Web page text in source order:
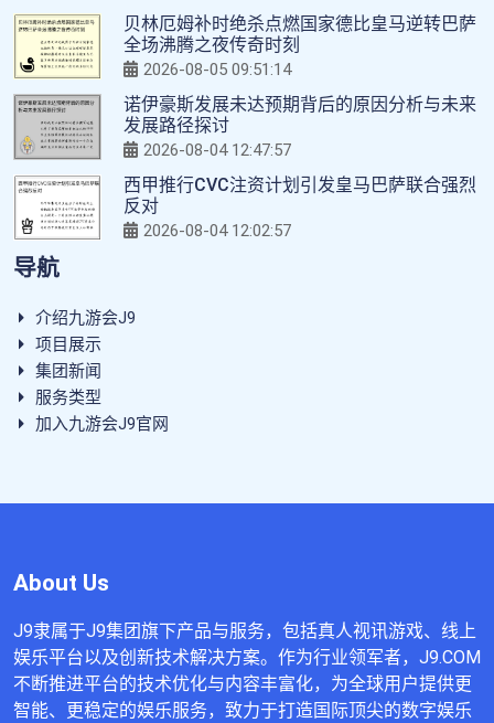
贝林厄姆补时绝杀点燃国家德比皇马逆转巴萨
全场沸腾之夜传奇时刻
2026-08-05 09:51:14
诺伊豪斯发展未达预期背后的原因分析与未来
发展路径探讨
2026-08-04 12:47:57
西甲推行CVC注资计划引发皇马巴萨联合强烈
反对
2026-08-04 12:02:57
导航
介绍九游会J9
项目展示
集团新闻
服务类型
加入九游会J9官网
About Us
J9隶属于J9集团旗下产品与服务，包括真人视讯游戏、线上
娱乐平台以及创新技术解决方案。作为行业领军者，J9.COM
不断推进平台的技术优化与内容丰富化，为全球用户提供更
智能、更稳定的娱乐服务，致力于打造国际顶尖的数字娱乐